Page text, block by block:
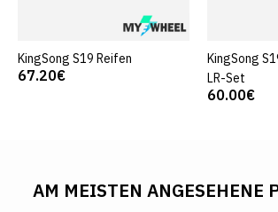
KingSong S19 Reifen
67.20€
KingSong
LR-Set
60.00€
AM MEISTEN ANGESEHENE